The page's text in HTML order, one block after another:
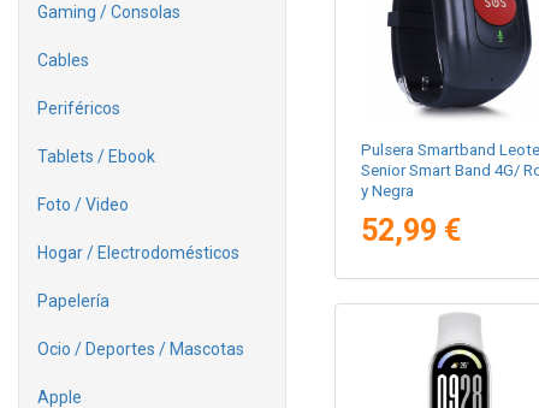
Gaming / Consolas
Cables
Periféricos
Tablets / Ebook
Foto / Video
Hogar / Electrodomésticos
Papelería
Ocio / Deportes / Mascotas
Apple
Pulsera Smartband
Senior Smart Band 4G/
y Negra
52,99 €